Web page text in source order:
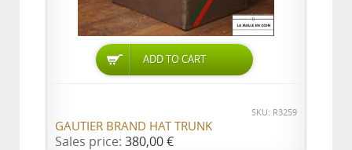
ADD TO CART
SKU: R3259
GAUTIER BRAND HAT TRUNK
Sales price: 380,00 €